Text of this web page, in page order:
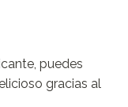
puedes
gracias al